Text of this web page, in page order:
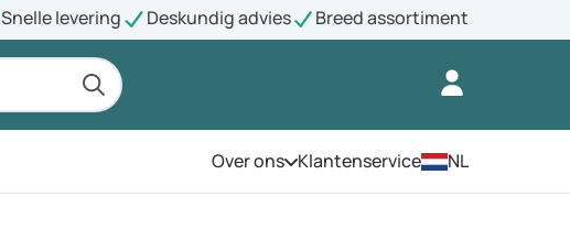
Snelle levering Deskundig advies Breed assortiment
Over onsOpen het menu
Klantenservice NL